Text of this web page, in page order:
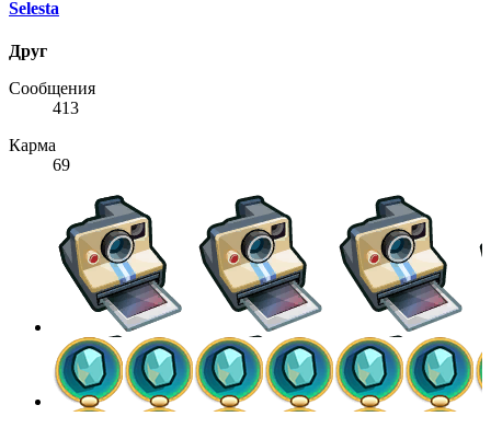
Selesta
Друг
Сообщения
413
Карма
69